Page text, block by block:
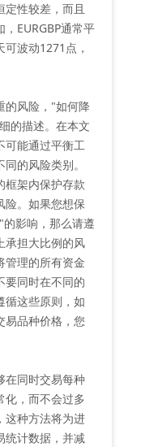
性较差，而且
EURGBP通常平
可波动1271点，
风险，"如何降
的描述。在本文
可能通过平衡工
的风险类别。
框架内保护存款
险。如果您想保
影响，那么请遵
承担大比例的风
管理的所有资金
要同时在不同的
循这些原则，如
易品种价格，您
同时交易每种
化，而不会过多
这种方法将为进
统计数据，并减